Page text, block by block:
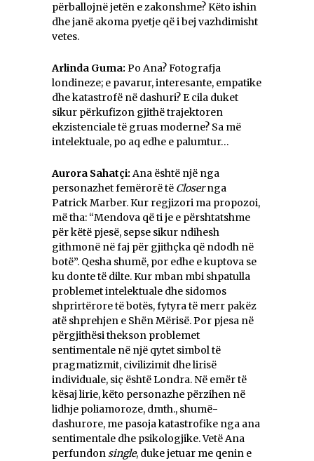
përballojnë jetën e zakonshme? Këto ishin
dhe janë akoma pyetje që i bej vazhdimisht
vetes.
Arlinda Guma: Po Ana? Fotografja
londineze; e pavarur, interesante, empatike
dhe katastrofë në dashuri? E cila duket
sikur përkufizon gjithë trajektoren
ekzistenciale të gruas moderne? Sa më
intelektuale, po aq edhe e palumtur…
Aurora Sahatçi: Ana është një nga
personazhet femërorë të Closernga
Patrick Marber. Kur regjizori ma propozoi,
më tha: “Mendova që ti je e përshtatshme
për këtë pjesë, sepse sikur ndihesh
githmonë në faj për gjithçka që ndodh në
botë”. Qesha shumë, por edhe e kuptova se
ku donte të dilte. Kur mban mbi shpatulla
problemet intelektuale dhe sidomos
shprirtërore të botës, fytyra të merr pakëz
atë shprehjen e Shën Mërisë. Por pjesa në
përgjithësi thekson problemet
sentimentale në një qytet simbol të
pragmatizmit, civilizimit dhe lirisë
individuale, siç është Londra. Në emër të
kësaj lirie, këto personazhe përzihen në
lidhje poliamoroze, dmth., shumë-
dashurore, me pasoja katastrofike nga ana
sentimentale dhe psikologjike. Vetë Ana
perfundonsingle, duke jetuar me qenin e